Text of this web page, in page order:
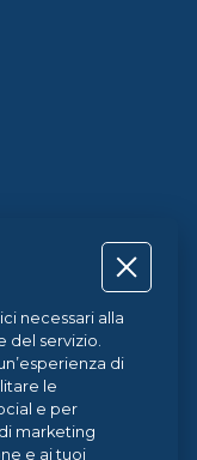
necessari alla
del servizio.
di
le
e per
marketing
e ai tuoi